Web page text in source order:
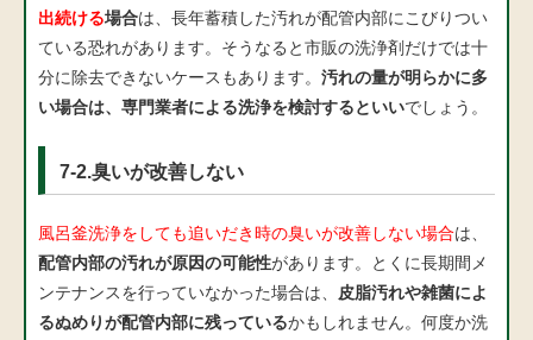
出続ける場合は、長年蓄積した汚れが配管内部にこびりつい
ている恐れがあります。そうなると市販の洗浄剤だけでは十
分に除去できないケースもあります。 汚れの量が明らかに多
い場合は、専門業者による洗浄を検討するといいでしょう。
7-2.臭いが改善しない
風呂釜洗浄をしても追いだき時の臭いが改善しない場合は、
配管内部の汚れが原因の可能性があります。とくに長期間メ
ンテナンスを行っていなかった場合は、
皮脂汚れや雑菌によ
るぬめりが配管内部に残っているかもしれません。何度か洗